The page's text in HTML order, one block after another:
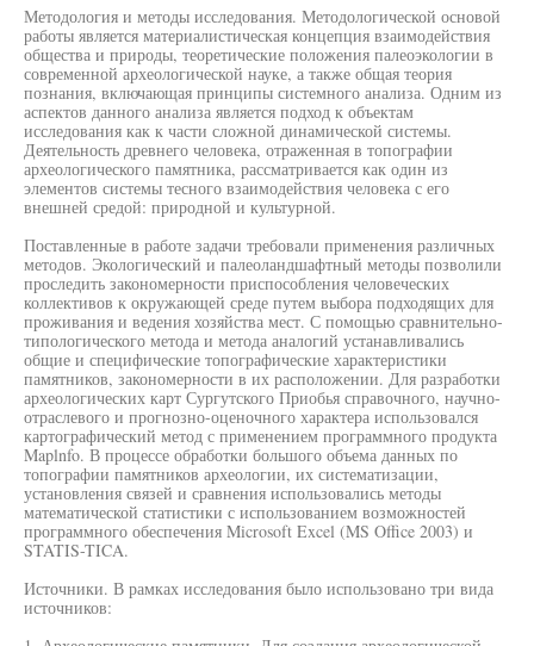
Методология и методы исследования. Методологической основой
работы является материалистическая концепция взаимодействия
общества и природы, теоретические положения палеоэкологии в
современной археологической науке, а также общая теория
познания, включающая принципы системного анализа. Одним из
аспектов данного анализа является подход к объектам
исследования как к части сложной динамической системы.
Деятельность древнего человека, отраженная в топографии
археологического памятника, рассматривается как один из
элементов системы тесного взаимодействия человека с его
внешней средой: природной и культурной.
Поставленные в работе задачи требовали применения различных
методов. Экологический и палеоландшафтный методы позволили
проследить закономерности приспособления человеческих
коллективов к окружающей среде путем выбора подходящих для
проживания и ведения хозяйства мест. С помощью сравнительно-
типологического метода и метода аналогий устанавливались
общие и специфические топографические характеристики
памятников, закономерности в их расположении. Для разработки
археологических карт Сургутского Приобья справочного, научно-
отраслевого и прогнозно-оценочного характера использовался
картографический метод с применением программного продукта
Maplnfo. В процессе обработки большого объема данных по
топографии памятников археологии, их систематизации,
установления связей и сравнения использовались методы
математической статистики с использованием возможностей
программного обеспечения Microsoft Excel (MS Office 2003) и
STATIS-TICA.
Источники. В рамках исследования было использовано три вида
источников: